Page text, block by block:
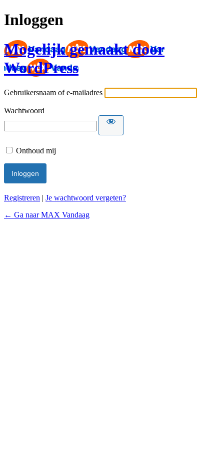
Inloggen
Mogelijk gemaakt door
WordPress
Gebruikersnaam of e-mailadres
Wachtwoord
Onthoud mij
Registreren | Je wachtwoord vergeten?
← Ga naar MAX Vandaag